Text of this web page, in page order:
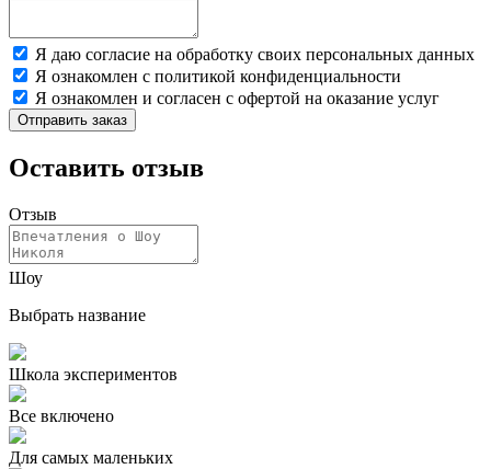
Я даю согласие на обработку своих персональных данных
Я ознакомлен с политикой конфиденциальности
Я ознакомлен и согласен с офертой на оказание услуг
Отправить заказ
Оставить отзыв
Отзыв
Шоу
Выбрать название
Школа экспериментов
Все включено
Для самых маленьких